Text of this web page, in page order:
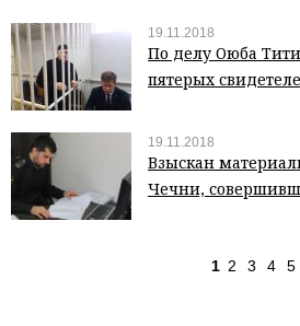
19.11.2018
По делу Оюба
пятерых
19.11.2018
Взыскан
Чечни,
1 2 3 4 5